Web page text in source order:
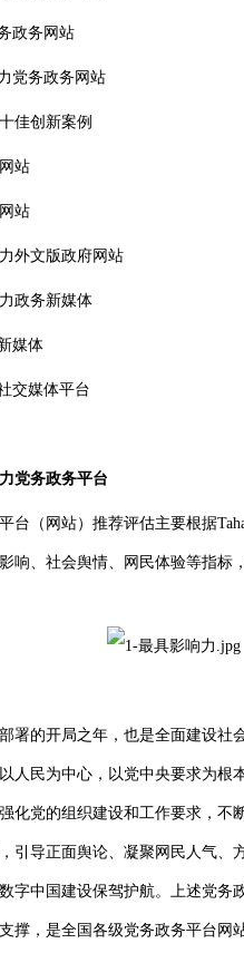
务网站
政务网站
佳创新案例
站
站
外文版政府网站
政务新媒体
体
体平台
党务政务平台
（网站）推荐评估主要根据
响、社会舆情、网民体验等指
的开局之年，也是全面建设社
人民为中心，以党中央要求为
化党的组织建设和工作要求，
引导正面舆论、凝聚网民人气、
字中国建设保驾护航。上述党务
撑，是全国各级党务政务平台